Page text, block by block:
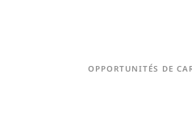
Opportunités de